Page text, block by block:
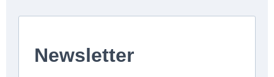
choisies
sur